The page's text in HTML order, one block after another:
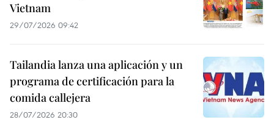
Vietnam
29/07/2026 09:42
Tailandia lanza una aplicación y un
programa de certificación para la
comida callejera
28/07/2026 20:30